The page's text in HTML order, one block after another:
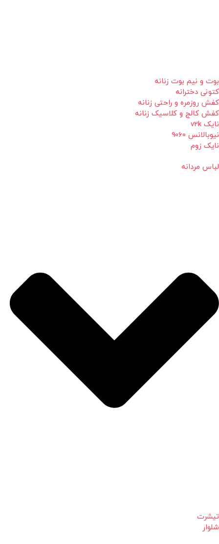
بوت و نیم بوت زنانه
کتونی دخترانه
کفش روزمره و راحتی زنانه
کفش کالج و کلاسیک زنانه
نایک v2k
نیوبالانس 9060
نایک زوم
لباس مردانه
تیشرت
شلوار